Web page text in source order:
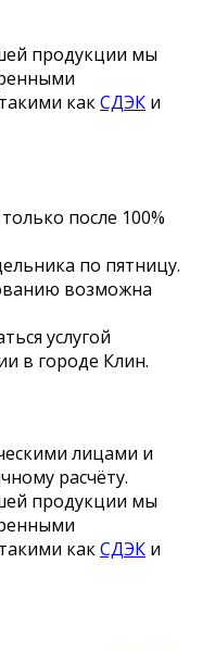
продукции мы
какСДЭК и
после 100%
по пятницу.
возможна
услугой
в городе Клин.
лицами и
расчёту.
продукции мы
какСДЭК и